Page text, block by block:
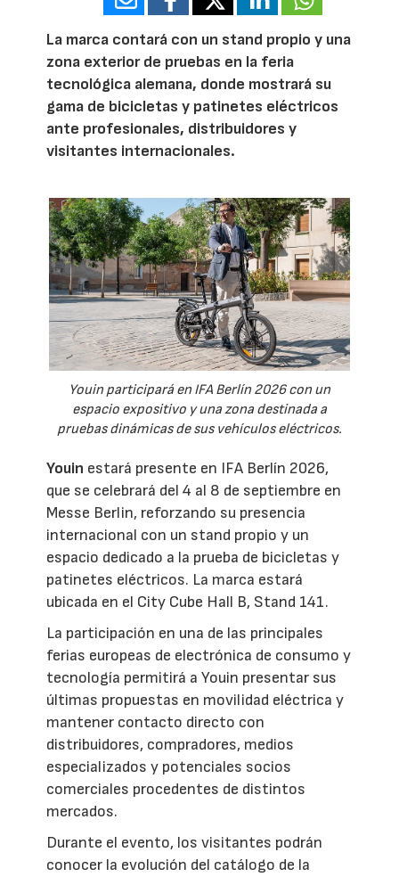
La marca contará con un stand propio y una
zona exterior de pruebas en la feria
tecnológica alemana, donde mostrará su
gama de bicicletas y patinetes eléctricos
ante profesionales, distribuidores y
visitantes internacionales.
Youin participará en IFA Berlín 2026 con un
espacio expositivo y una zona destinada a
pruebas dinámicas de sus vehículos eléctricos.
Youin estará presente en IFA Berlín 2026,
que se celebrará del 4 al 8 de septiembre en
Messe Berlin, reforzando su presencia
internacional con un stand propio y un
espacio dedicado a la prueba de bicicletas y
patinetes eléctricos. La marca estará
ubicada en el City Cube Hall B, Stand 141.
La participación en una de las principales
ferias europeas de electrónica de consumo y
tecnología permitirá a Youin presentar sus
últimas propuestas en movilidad eléctrica y
mantener contacto directo con
distribuidores, compradores, medios
especializados y potenciales socios
comerciales procedentes de distintos
mercados.
Durante el evento, los visitantes podrán
conocer la evolución del catálogo de la